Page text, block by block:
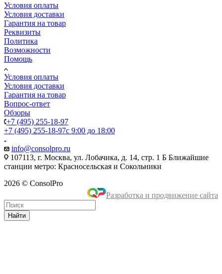
Условия оплаты
Условия доставки
Гарантия на товар
Реквизиты
Политика
Возможности
Помощь
Условия оплаты
Условия доставки
Гарантия на товар
Вопрос-ответ
Обзоры
+7 (495) 255-18-97
+7 (495) 255-18-97с 9:00 до 18:00
info@consolpro.ru
107113, г. Москва, ул. Лобачика, д. 14, стр. 1 Б Ближайшие
станции метро: Красносельская и Сокольники
2026 © ConsolPro
Разработка и продвижение сайта
Найти